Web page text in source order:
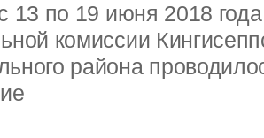
13 по 19 июня 2018
комиссии
района